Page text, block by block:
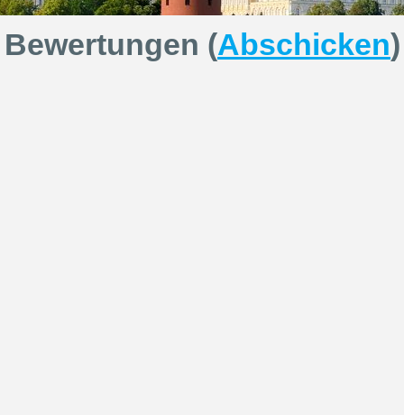
Bewertungen (Abschicken)